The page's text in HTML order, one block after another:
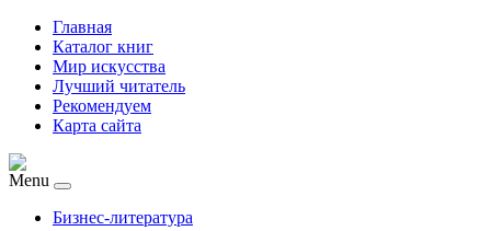
Главная
Каталог книг
Мир искусства
Лучший читатель
Рекомендуем
Карта сайта
Menu
Бизнес-литература